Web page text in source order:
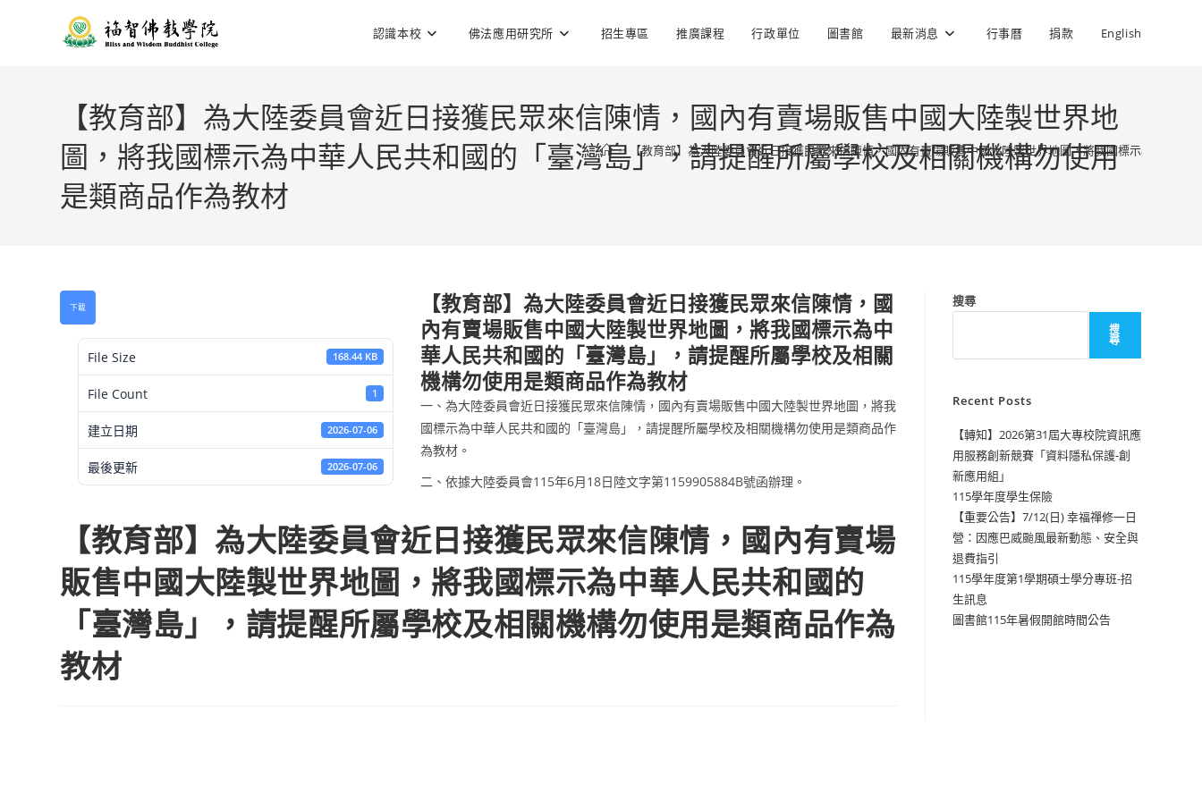
認識本校 佛法應用研究所 招生專區 推廣課程 行政單位 圖書館 最新消息 行事曆 捐款 English
【教育部】為大陸委員會近日接獲民眾來信陳情，國內有賣場販售中國大陸製世界地
圖，將我國標示為中華人民共和國的「臺灣島」，請提醒所屬學校及相關機構勿使用
是類商品作為教材
> 【教育部】為大陸委員會近日接獲民眾來信陳情，國內有賣場販售中國大陸製世界地圖，將我國標示為中華
下載
File Size 168.44 KB
File Count 1
建立日期 2026-07-06
最後更新 2026-07-06
【教育部】為大陸委員會近日接獲民眾來信陳情，國
內有賣場販售中國大陸製世界地圖，將我國標示為中
華人民共和國的「臺灣島」，請提醒所屬學校及相關
機構勿使用是類商品作為教材
一、為大陸委員會近日接獲民眾來信陳情，國內有賣場販售中國大陸製世界地圖，將我
國標示為中華人民共和國的「臺灣島」，請提醒所屬學校及相關機構勿使用是類商品作
為教材。
二、依據大陸委員會115年6月18日陸文字第1159905884B號函辦理。
【教育部】為大陸委員會近日接獲民眾來信陳情，國內有賣場
販售中國大陸製世界地圖，將我國標示為中華人民共和國的
「臺灣島」，請提醒所屬學校及相關機構勿使用是類商品作為
教材
搜尋
搜
尋
Recent Posts
【轉知】2026第31屆大專校院資訊應
用服務創新競賽「資料隱私保護-創
新應用組」
115學年度學生保險
【重要公告】7/12(日) 幸福禪修一日
營：因應巴威颱風最新動態、安全與
退費指引
115學年度第1學期碩士學分專班-招
生訊息
圖書館115年暑假開館時間公告